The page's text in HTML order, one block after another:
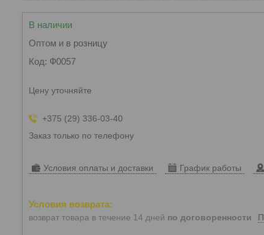
В наличии
Оптом и в розницу
Код: Ф0057
Цену уточняйте
+375 (29) 336-03-40
Заказ только по телефону
Условия оплаты и доставки График работы
возврат товара в течение 14 дней по договоренности